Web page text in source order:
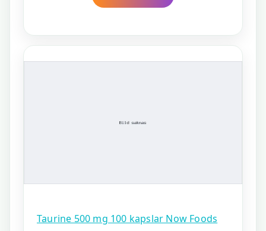
Taurine 500 mg 100 kapslar Now Foods